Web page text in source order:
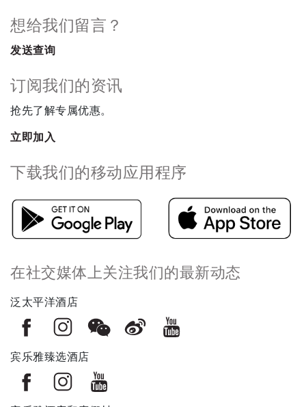
想给我们留言？
发送查询
订阅我们的资讯
抢先了解专属优惠。
立即加入
下载我们的移动应用程序
在社交媒体上关注我们的最新动态
泛太平洋酒店
宾乐雅臻选酒店